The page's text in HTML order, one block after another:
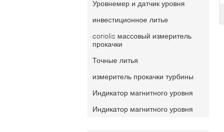
Уровнемер и датчик уровня
инвестиционное литье
coriolis массовый измеритель
прокачки
Точные литья
измеритель прокачки турбины
Индикатор магнитного уровня
Индикатор магнитного уровня